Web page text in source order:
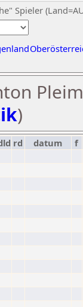
Spieler
)
rd datum
f